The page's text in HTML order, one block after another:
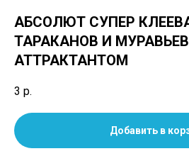
АБСОЛЮТ СУПЕР
ТАРАКАНОВ И
АТТРАКТАНТОМ
3 р.
Добавить в